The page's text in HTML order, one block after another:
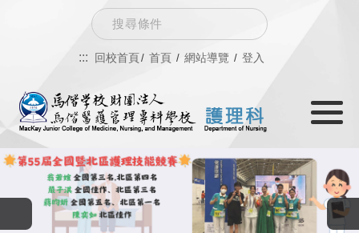
要
內
::: 回校首頁 首頁 網站導覽 登入
Search
Toggle